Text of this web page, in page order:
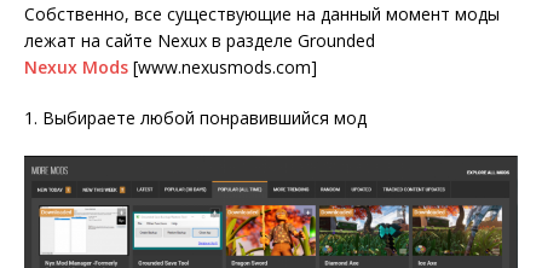
Собственно, все существующие на данный момент моды
лежат на сайте Nexux в разделе Grounded
Nexux Mods [www.nexusmods.com]
1. Выбираете любой понравившийся мод